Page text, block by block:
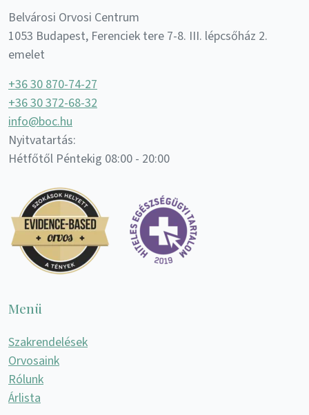
Belvárosi Orvosi Centrum
1053 Budapest, Ferenciek tere 7-8. III. lépcsőház 2.
emelet
+36 30 870-74-27
+36 30 372-68-32
info@boc.hu
Nyitvatartás:
Hétfőtől Péntekig 08:00 - 20:00
Menü
Szakrendelések
Orvosaink
Rólunk
Árlista